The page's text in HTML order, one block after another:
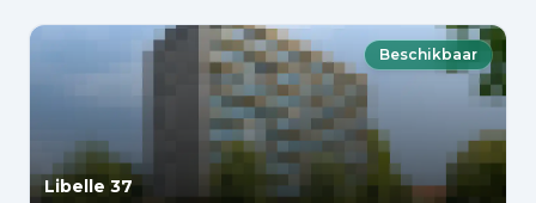
Beschikbaar
Libelle 37